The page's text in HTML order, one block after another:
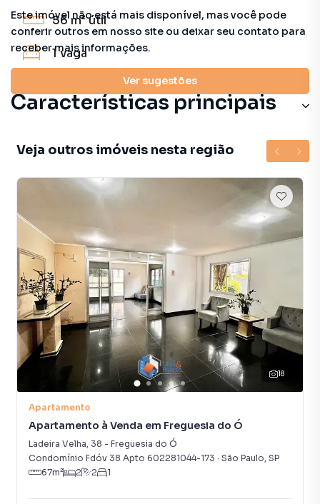
Este imóvel não está mais disponível, mas você pode
conferir outros em nosso site ou deixar seu contato para
receber mais informações.
Ver sugestões
56 m²útil
1 vaga
Características principais
Veja outros imóveis nesta região
18
Apartamento
Apartamento à Venda em Freguesia do Ó
Ladeira Velha, 38 - Freguesia do Ó
Condomínio Fdóv 38 Apto 602281044-173 · São Paulo, SP
67m² 2 2 1